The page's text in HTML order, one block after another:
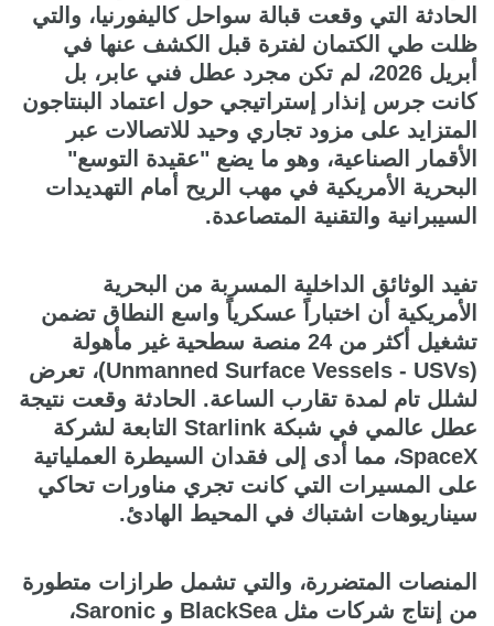
الحادثة التي وقعت قبالة سواحل كاليفورنيا، والتي
ظلت طي الكتمان لفترة قبل الكشف عنها في
أبريل 2026، لم تكن مجرد عطل فني عابر، بل
كانت جرس إنذار إستراتيجي حول اعتماد البنتاجون
المتزايد على مزود تجاري وحيد للاتصالات عبر
الأقمار الصناعية، وهو ما يضع "عقيدة التوسع"
البحرية الأمريكية في مهب الريح أمام التهديدات
السيبرانية والتقنية المتصاعدة.
تفيد الوثائق الداخلية المسربة من البحرية
الأمريكية أن اختباراً عسكرياً واسع النطاق تضمن
تشغيل أكثر من 24 منصة سطحية غير مأهولة
(Unmanned Surface Vessels - USVs)، تعرض
لشلل تام لمدة تقارب الساعة. الحادثة وقعت نتيجة
عطل عالمي في شبكة Starlink التابعة لشركة
SpaceX، مما أدى إلى فقدان السيطرة العملياتية
على المسيرات التي كانت تجري مناورات تحاكي
سيناريوهات اشتباك في المحيط الهادئ.
المنصات المتضررة، والتي تشمل طرازات متطورة
من إنتاج شركات مثل BlackSea و Saronic،